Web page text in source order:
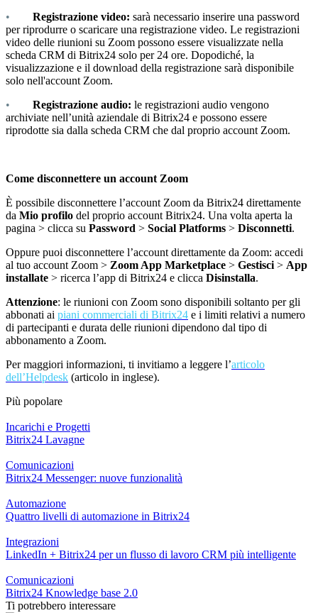
• Registrazione video: sarà necessario inserire una password
per riprodurre o scaricare una registrazione video. Le registrazioni
video delle riunioni su Zoom possono essere visualizzate nella
scheda CRM di Bitrix24 solo per 24 ore. Dopodiché, la
visualizzazione e il download della registrazione sarà disponibile
solo nell'account Zoom.
• Registrazione audio: le registrazioni audio vengono
archiviate nell’unità aziendale di Bitrix24 e possono essere
riprodotte sia dalla scheda CRM che dal proprio account Zoom.
Come disconnettere un account Zoom
È possibile disconnettere l’account Zoom da Bitrix24 direttamente
da Mio profilo del proprio account Bitrix24. Una volta aperta la
pagina > clicca su Password > Social Platforms > Disconnetti.
Oppure puoi disconnettere l’account direttamente da Zoom: accedi
al tuo account Zoom > Zoom App Marketplace > Gestisci> App
installate > ricerca l’app di Bitrix24 e clicca Disinstalla.
Attenzione: le riunioni con Zoom sono disponibili soltanto per gli
abbonati ai piani commerciali di Bitrix24 e i limiti relativi a numero
di partecipanti e durata delle riunioni dipendono dal tipo di
abbonamento a Zoom.
Per maggiori informazioni, ti invitiamo a leggere l’articolo
dell’Helpdesk (articolo in inglese).
Più popolare
Incarichi e Progetti
Bitrix24 Lavagne
Comunicazioni
Bitrix24 Messenger: nuove funzionalità
Automazione
Quattro livelli di automazione in Bitrix24
Integrazioni
LinkedIn + Bitrix24 per un flusso di lavoro CRM più intelligente
Comunicazioni
Bitrix24 Knowledge base 2.0
Ti potrebbero interessare